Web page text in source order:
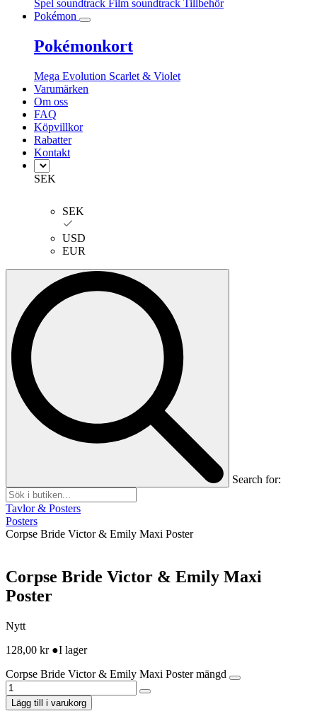
Spel soundtrack Film soundtrack Tillbehör
Pokémon
Pokémonkort
Mega Evolution Scarlet & Violet
Varumärken
Om oss
FAQ
Köpvillkor
Rabatter
Kontakt
SEK
SEK
USD
EUR
Search for:
Tavlor & Posters
Posters
Corpse Bride Victor & Emily Maxi Poster
Corpse Bride Victor & Emily Maxi
Poster
Nytt
128,00 kr ●I lager
Corpse Bride Victor & Emily Maxi Poster mängd
Lägg till i varukorg